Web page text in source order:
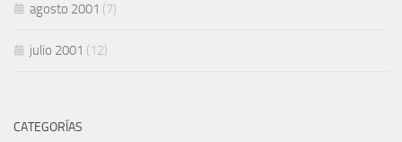
agosto 2001 (7)
julio 2001 (12)
CATEGORÍAS